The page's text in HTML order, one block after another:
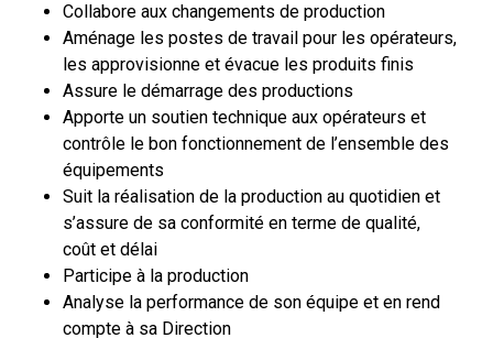
Collabore aux changements de production
Aménage les postes de travail pour les opérateurs,
les approvisionne et évacue les produits finis
Assure le démarrage des productions
Apporte un soutien technique aux opérateurs et
contrôle le bon fonctionnement de l’ensemble des
équipements
Suit la réalisation de la production au quotidien et
s’assure de sa conformité en terme de qualité,
coût et délai
Participe à la production
Analyse la performance de son équipe et en rend
compte à sa Direction